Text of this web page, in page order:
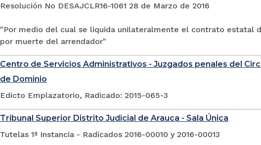
Resolución No DESAJCLR16-1061 28 de Marzo de 2016
"Por medio del cual se liquida unilateralmente el contrato estatal
por muerte del arrendador"
Centro de Servicios Administrativos - Juzgados penales del
de Dominio
Edicto Emplazatorio, Radicado: 2015-065-3
Tribunal Superior Distrito Judicial de Arauca - Sala Única
Tutelas 1ª Instancia - Radicados 2016-00010 y 2016-00013